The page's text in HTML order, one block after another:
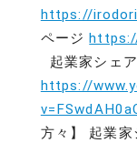
https://
ページ
起業家シェ
https://
方々】 起業家